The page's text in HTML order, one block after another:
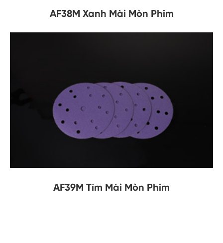
AF38M Xanh Mài Mòn Phim
AF39M Tím Mài Mòn Phim